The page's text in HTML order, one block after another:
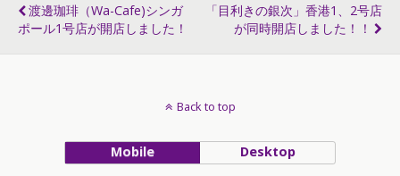
渡邊珈琲（Wa-Cafe)シンガ
ポール1号店が開店しました！
「目利きの銀次」香港1、2号店
が同時開店しました！！
Back to top
Mobile Desktop